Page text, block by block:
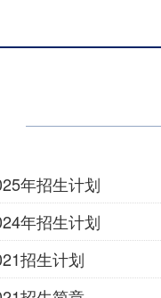
年招生计划
年招生计划
招生计划